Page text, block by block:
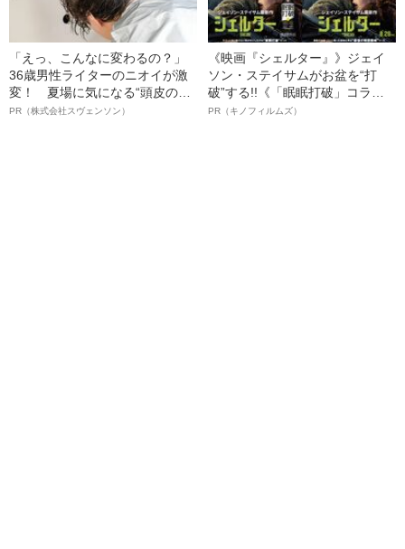
「えっ、こんなに変わるの？」
36歳男性ライターのニオイが激
変！ 夏場に気になる“頭皮のニ
オイ”や“ベタつき”を解消す
PR（株式会社スヴェンソン）
《映画『シェルター』》ジェイ
ソン・ステイサムがお盆を“打
破”する!!《「眠眠打破」コラ
ボ》
PR（キノフィルムズ）